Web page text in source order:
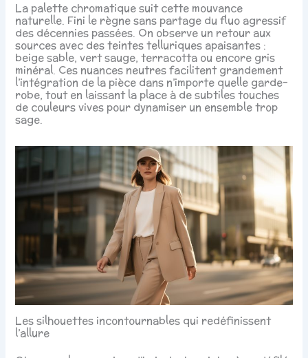
La palette chromatique suit cette mouvance
naturelle. Fini le règne sans partage du fluo agressif
des décennies passées. On observe un retour aux
sources avec des teintes telluriques apaisantes :
beige sable, vert sauge, terracotta ou encore gris
minéral. Ces nuances neutres facilitent grandement
l’intégration de la pièce dans n’importe quelle garde-
robe, tout en laissant la place à de subtiles touches
de couleurs vives pour dynamiser un ensemble trop
sage.
Les silhouettes incontournables qui redéfinissent
l’allure